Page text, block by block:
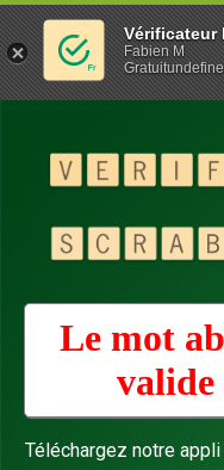
Le mot
valide
Téléchargez notre
Vérificateur
Fabien M